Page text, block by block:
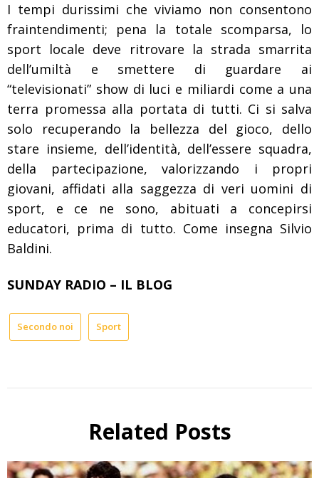
I tempi durissimi che viviamo non consentono
fraintendimenti; pena la totale scomparsa, lo
sport locale deve ritrovare la strada smarrita
dell’umiltà e smettere di guardare ai
“televisionati” show di luci e miliardi come a una
terra promessa alla portata di tutti. Ci si salva
solo recuperando la bellezza del gioco, dello
stare insieme, dell’identità, dell’essere squadra,
della partecipazione, valorizzando i propri
giovani, affidati alla saggezza di veri uomini di
sport, e ce ne sono, abituati a concepirsi
educatori, prima di tutto. Come insegna Silvio
Baldini.
SUNDAY RADIO – IL BLOG
Secondo noi Sport
Related Posts